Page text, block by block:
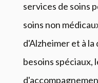
services de soins
soins non
d'Alzheimer et à la
besoins spéciaux,